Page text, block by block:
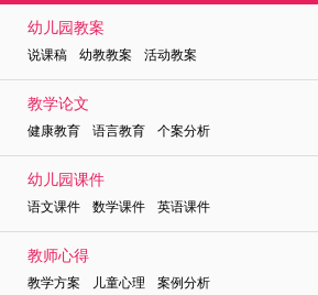
幼儿园教案
说课稿 幼教教案 活动教案
教学论文
健康教育 语言教育 个案分析
幼儿园课件
语文课件 数学课件 英语课件
教师心得
教学方案 儿童心理 案例分析